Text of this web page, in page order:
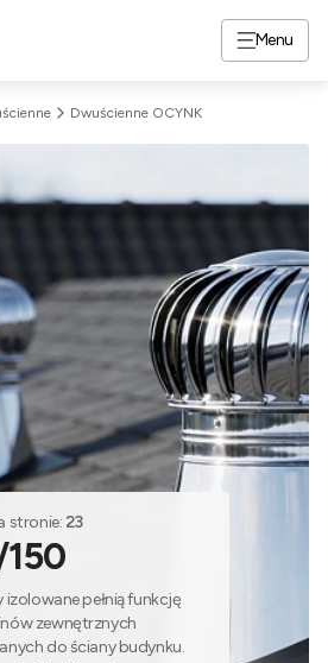
Menu
Dwuścienne OCYNK
stronie: 23
pełnią funkcję
zewnętrznych
do ściany budynku.